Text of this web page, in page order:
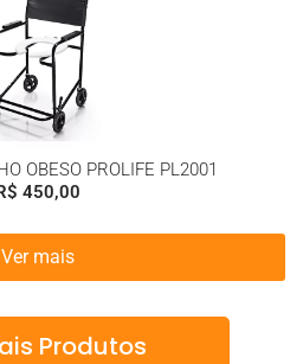
OBESO PROLIFE PL2001
450,00
Ver mais
Produtos